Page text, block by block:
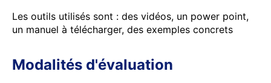
Les outils utilisés sont : des vidéos, un power point,
un manuel à télécharger, des exemples concrets
Modalités d'évaluation